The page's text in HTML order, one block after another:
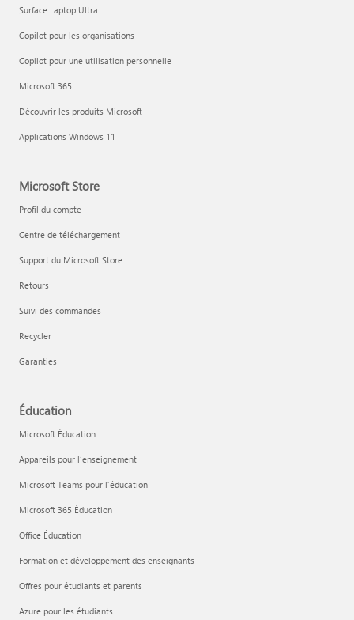
Surface Laptop Ultra
Copilot pour les organisations
Copilot pour une utilisation personnelle
Microsoft 365
Découvrir les produits Microsoft
Applications Windows 11
Microsoft Store
Profil du compte
Centre de téléchargement
Support du Microsoft Store
Retours
Suivi des commandes
Recycler
Garanties
Éducation
Microsoft Éducation
Appareils pour l’enseignement
Microsoft Teams pour l’éducation
Microsoft 365 Éducation
Office Éducation
Formation et développement des enseignants
Offres pour étudiants et parents
Azure pour les étudiants